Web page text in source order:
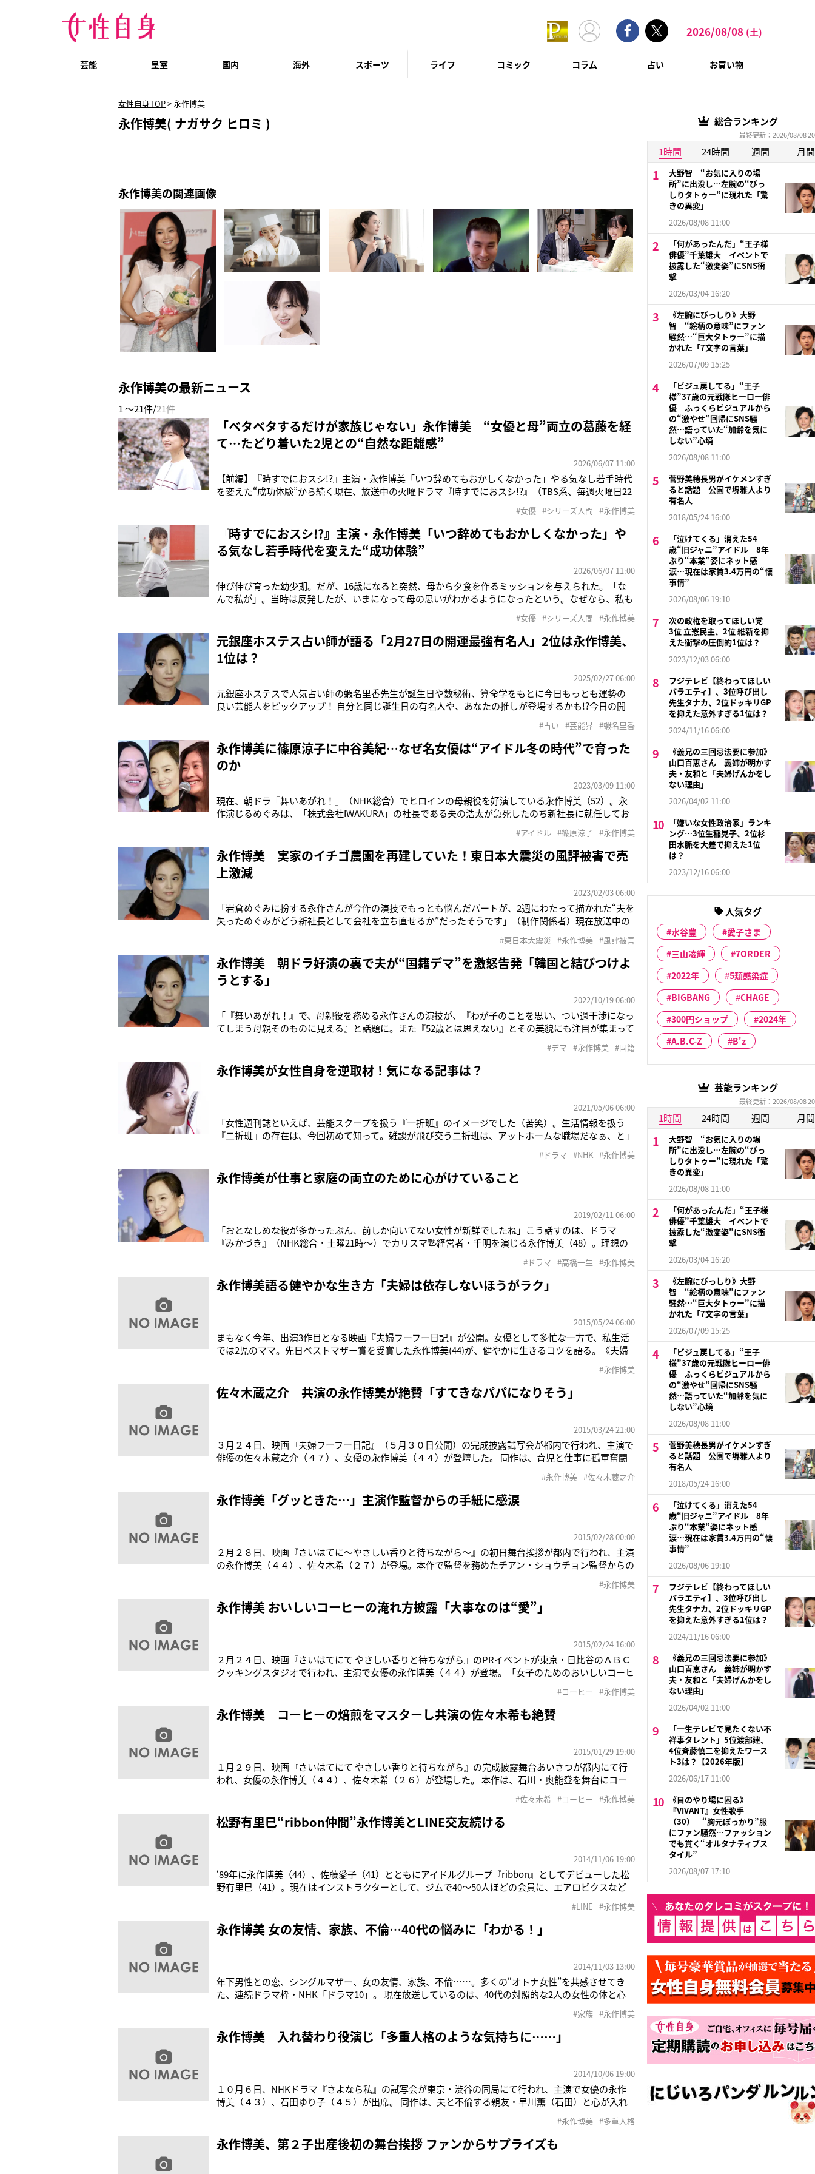
2026/08/08 (土)
芸能 皇室 国内 海外 スポーツ ライフ コミック コラム 占い お買い物
女性自身TOP>永作博美
永作博美( ナガサク ヒロミ )
永作博美の関連画像
永作博美の最新ニュース
1 ～21件/21件
「ベタベタするだけが家族じゃない」永作博美 “女優と母”両立の葛藤を経
て…たどり着いた2児との“自然な距離感”
2026/06/07 11:00
【前編】『時すでにおスシ!?』主演・永作博美「いつ辞めてもおかしくなかった」やる気なし若手時代
を変えた“成功体験”から続く現在、放送中の火曜ドラマ『時すでにおスシ!?』（TBS系、毎週火曜日22
し、16歳になると、母から突然家事を任されるように。当時は反発したが、その後女優として、そして
母として奮闘するうちに
#女優 #シリーズ人間 #永作博美
『時すでにおスシ!?』主演・永作博美「いつ辞めてもおかしくなかった」や
る気なし若手時代を変えた“成功体験”
2026/06/07 11:00
伸び伸び育った幼少期。だが、16歳になると突然、母から夕食を作るミッションを与えられた。「な
んで私が」。当時は反発したが、いまになって母の思いがわかるようになったという。なぜなら、私も
表する女優だ。そんな彼女が、次に演じるのは、子離れしようとする母親。すべてが演技の糧になって
きたという半生を語った。「これま
#女優 #シリーズ人間 #永作博美
元銀座ホステス占い師が語る「2月27日の開運最強有名人」2位は永作博美、
1位は？
2025/02/27 06:00
元銀座ホステスで人気占い師の蝦名里香先生が誕生日や数秘術、算命学をもとに今日もっとも運勢の
良い芸能人をピックアップ！ 自分と同じ誕生日の有名人や、あなたの推しが登場するかも!?今日の開
なしの人生！運気の流れとしては「協力し合うこと」がキーワードなので、ひとりで抱え込まず誰かと
物事を進めていくとよいでし
#占い #芸能界 #蝦名里香
永作博美に篠原涼子に中谷美紀…なぜ名女優は“アイドル冬の時代”で育った
のか
2023/03/09 11:00
現在、朝ドラ『舞いあがれ！』（NHK総合）でヒロインの母親役を好演している永作博美（52）。永
作演じるめぐみは、「株式会社IWAKURA」の社長である夫の浩太が急死したのち新社長に就任してお
ー賞で最優秀助演賞を受賞するなど、いまや名女優の永作だが、キャリアの出発点は’89年にデビュー
した3人組アイドルグル
#アイドル #篠原涼子 #永作博美
永作博美 実家のイチゴ農園を再建していた！東日本大震災の風評被害で売
上激減
2023/02/03 06:00
「岩倉めぐみに扮する永作さんが今作の演技でもっとも悩んだパートが、2週にわたって描かれた“夫を
失っためぐみがどう新社長として会社を立ち直せるか”だったそうです」（制作関係者）現在放送中の
浩太（高橋克典）が急死し、悩み抜いた末、新社長に就任。現在は娘・舞役の主演・福原遥（24）と
ともに物語の主軸を担っ
#東日本大震災 #永作博美 #風評被害
永作博美 朝ドラ好演の裏で夫が“国籍デマ”を激怒告発「韓国と結びつけよ
うとする」
2022/10/19 06:00
「『舞いあがれ！』で、母親役を務める永作さんの演技が、『わが子のことを思い、つい過干渉になっ
てしまう母親そのものに見える』と話題に。また『52歳とは思えない』とその美貌にも注目が集まって
作博美（52）。初めての朝ドラ出演にもかかわらず、現場では後輩たちをサポートしていると、NHK
関係者は明かす。「永作さんは
#デマ #永作博美 #国籍
永作博美が女性自身を逆取材！気になる記事は？
2021/05/06 06:00
「女性週刊誌といえば、芸能スクープを扱う『一折班』のイメージでした（苦笑）。生活情報を扱う
『二折班』の存在は、今回初めて知って。雑談が飛び交う二折班は、アットホームな職場だなぁ、と」
誌『女性ライフ』の名物記者・亀山宝子を演じる永作博美（50）。“半径5メートル”にあるような、身
近な問題から誌面を作る
#ドラマ #NHK #永作博美
永作博美が仕事と家庭の両立のために心がけていること
2019/02/11 06:00
「おとなしめな役が多かったぶん、前しか向いてない女性が新鮮でしたね」こう話すのは、ドラマ
『みかづき』（NHK総合・土曜21時～）でカリスマ塾経営者・千明を演じる永作博美（48）。理想の
いだされた天才的講師で夫の吾郎を高橋一生（38）が演じている。「千明と吾郎は、互いに相手のい
いところを認識して、尊敬し合ってい
#ドラマ #高橋一生 #永作博美
永作博美語る健やかな生き方「夫婦は依存しないほうがラク」
2015/05/24 06:00
まもなく今年、出演3作目となる映画『夫婦フーフー日記』が公開。女優として多忙な一方で、私生活
では2児のママ。先日ベストマザー賞を受賞した永作博美(44)が、健やかに生きるコツを語る。《夫婦
漫才みたいなことをしていて。それはきちんと距離感があるからできることなのかなと思うんです。そ
ういう関係は素敵だと思いま
#永作博美
佐々木蔵之介 共演の永作博美が絶賛「すてきなパパになりそう」
2015/03/24 21:00
３月２４日、映画『夫婦フーフー日記』（５月３０日公開）の完成披露試写会が都内で行われ、主演で
俳優の佐々木蔵之介（４７）、女優の永作博美（４４）が登壇した。 同作は、育児と仕事に孤軍奮闘
を描く。 イベントでは、サプライズとして２人の子供役の平井美遥ちゃん（１歳６か月）が登場。
佐々木が上手にあやしていたが途中か
#永作博美 #佐々木蔵之介
永作博美「グッときた…」主演作監督からの手紙に感涙
2015/02/28 00:00
２月２８日、映画『さいはてに〜やさしい香りと待ちながら〜』の初日舞台挨拶が都内で行われ、主演
の永作博美（４４）、佐々木希（２７）が登場。本作で監督を務めたチアン・ショウチョン監督からの
に参加できなかったチアン・ショウチョン監督から「この作品は私たちが出会った美しい証しですし、
何よりも大切な作品になりました
#永作博美
永作博美 おいしいコーヒーの淹れ方披露「大事なのは“愛”」
2015/02/24 16:00
２月２４日、映画『さいはてにて やさしい香りと待ちながら』のPRイベントが東京・日比谷のＡＢＣ
クッキングスタジオで行われ、主演で女優の永作博美（４４）が登場。「女子のためのおいしいコーヒ
郷の奥能登に帰り、コーヒー店を開いた岬（永作）と、シングルマザー・絵里子（佐々木希＝２７）の
ヒューマンドラマ。 この日はス
#コーヒー #永作博美
永作博美 コーヒーの焙煎をマスターし共演の佐々木希も絶賛
2015/01/29 19:00
１月２９日、映画『さいはてにて やさしい香りと待ちながら』の完成披露舞台あいさつが都内にて行
われ、女優の永作博美（４４）、佐々木希（２６）が登場した。 本作は、石川・奥能登を舞台にコー
コーヒーの焙煎をマスターしていました。撮影でないときも何回もコーヒーを入れてくれました」と
明かすと、永作も「焙煎は感覚でお
#佐々木希 #コーヒー #永作博美
松野有里巳“ribbon仲間”永作博美とLINE交友続ける
2014/11/06 19:00
‘89年に永作博美（44）、佐藤愛子（41）とともにアイドルグループ『ribbon』としてデビューした松
野有里巳（41）。現在はインストラクターとして、ジムで40～50人ほどの会員に、エアロビクスなど
持っています。１日に3本と言うペースですね。これでも一時期より少なくしているのですが」25年前
に彼女がアイ
#LINE #永作博美
永作博美 女の友情、家族、不倫…40代の悩みに「わかる！」
2014/11/03 13:00
年下男性との恋、シングルマザー、女の友情、家族、不倫……。多くの“オトナ女性”を共感させてき
た、連続ドラマ枠・NHK「ドラマ10」。 現在放送しているのは、40代の対照的な2人の女性の体と心
持つも、親友・薫（石田ゆり子）と心が入れ替わってしまうという難しい役柄・友美を演じている永作
博美（44）。彼女は作品
#家族 #永作博美
永作博美 入れ替わり役演じ「多重人格のような気持ちに……」
2014/10/06 19:00
１０月６日、NHKドラマ『さよなら私』の試写会が東京・渋谷の同局にて行われ、主演で女優の永作
博美（４３）、石田ゆり子（４５）が出席。 同作は、夫と不倫する親友・早川薫（石田）と心が入れ
い。永作も「性格が正反対の女性も演じ、多重人格のような気持ちになりました」と話したが、「途
中からは、いつもより深いところま
#永作博美 #多重人格
永作博美、第２子出産後初の舞台挨拶 ファンからサプライズも
総合ランキング
最終更新：2026/08/08
1時間 24時間 週間 月間
大野智 “お気に入りの場
所”に出没し…左腕の“びっ
しりタトゥー”に現れた「驚
きの異変」
2026/08/08 11:00
「何があったんだ」“王子様
俳優”千葉雄大 イベントで
披露した“激変姿”にSNS衝
撃
2026/03/04 16:20
《左腕にびっしり》大野
智 “絵柄の意味”にファン
騒然…“巨大タトゥー”に描
かれた「7文字の言葉」
2026/07/09 15:25
「ビジュ戻してる」“王子
様”37歳の元戦隊ヒーロー俳
優 ふっくらビジュアルから
の“激やせ”回帰にSNS騒
然…語っていた“加齢を気に
しない”心境
2026/08/08 11:00
菅野美穂長男がイケメンすぎ
ると話題 公園で堺雅人より
有名人
2018/05/24 16:00
「泣けてくる」消えた54
歳“旧ジャニ”アイドル 8年
ぶり“本業”姿にネット感
涙…現在は家賃3.4万円の“懐
事情”
2026/08/06 19:10
次の政権を取ってほしい党
3位 立憲民主、2位 維新を抑
えた衝撃の圧倒的1位は？
2023/12/03 06:00
フジテレビ【終わってほしい
バラエティ】、3位呼び出し
先生タナカ、2位ドッキリGP
を抑えた意外すぎる1位は？
2024/11/16 06:00
《義兄の三回忌法要に参加》
山口百恵さん 義姉が明かす
夫・友和と「夫婦げんかをし
ない理由」
2026/04/02 11:00
「嫌いな女性政治家」ランキ
ング…3位生稲晃子、2位杉
田水脈を大差で抑えた1位
は？
2023/12/16 06:00
人気タグ
水谷豊
愛子さま
三山凌輝
7ORDER
2022年
5類感染症
BIGBANG
CHAGE
300円ショップ
2024年
A.B.C-Z
B'z
芸能ランキング
最終更新：2026/08/08
1時間 24時間 週間 月間
大野智 “お気に入りの場
所”に出没し…左腕の“びっ
しりタトゥー”に現れた「驚
きの異変」
2026/08/08 11:00
「何があったんだ」“王子様
俳優”千葉雄大 イベントで
披露した“激変姿”にSNS衝
撃
2026/03/04 16:20
《左腕にびっしり》大野
智 “絵柄の意味”にファン
騒然…“巨大タトゥー”に描
かれた「7文字の言葉」
2026/07/09 15:25
「ビジュ戻してる」“王子
様”37歳の元戦隊ヒーロー俳
優 ふっくらビジュアルから
の“激やせ”回帰にSNS騒
然…語っていた“加齢を気に
しない”心境
2026/08/08 11:00
菅野美穂長男がイケメンすぎ
ると話題 公園で堺雅人より
有名人
2018/05/24 16:00
「泣けてくる」消えた54
歳“旧ジャニ”アイドル 8年
ぶり“本業”姿にネット感
涙…現在は家賃3.4万円の“懐
事情”
2026/08/06 19:10
フジテレビ【終わってほしい
バラエティ】、3位呼び出し
先生タナカ、2位ドッキリGP
を抑えた意外すぎる1位は？
2024/11/16 06:00
《義兄の三回忌法要に参加》
山口百恵さん 義姉が明かす
夫・友和と「夫婦げんかをし
ない理由」
2026/04/02 11:00
「一生テレビで見たくない不
祥事タレント」5位渡部建、
4位斉藤慎二を抑えたワース
ト3は？【2026年版】
2026/06/17 11:00
《目のやり場に困る》
『VIVANT』女性歌手
（30） “胸元ぽっかり”服
にファン騒然…ファッション
でも貫く“オルタナティブス
タイル”
2026/08/07 17:10